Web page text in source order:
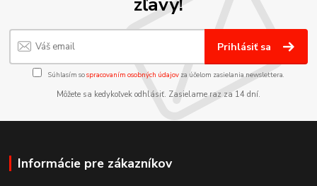
Prihlásiť sa
Súhlasím sospracovaním osobných údajov za účelom zasielania newslettera.
Môžete sa kedykoľvek odhlásiť. Zasielame raz za 14 dní.
Informácie pre zákazníkov